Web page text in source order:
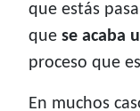
que estás
que se acaba
proceso que
En muchos